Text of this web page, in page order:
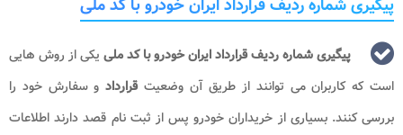
پیگیری شماره ردیف قرارداد ایران خودرو با کد ملی یکی از روش هایی
است که کاربران می توانند از طریق آن وضعیتقرارداد و سفارش خود را
بررسی کنند. بسیاری از خریداران خودرو پس از ثبت نام قصد دارند اطلاعات